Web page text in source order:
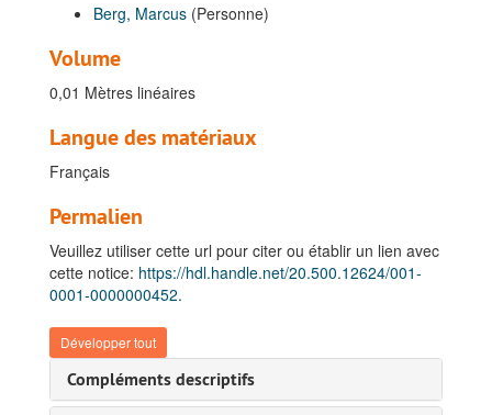
Berg, Marcus (Personne)
Volume
0,01 Mètres linéaires
Langue des matériaux
Français
Permalien
Veuillez utiliser cette url pour citer ou établir un lien avec
cette notice: https://hdl.handle.net/20.500.12624/001-
0001-0000000452.
Développer tout
Compléments descriptifs